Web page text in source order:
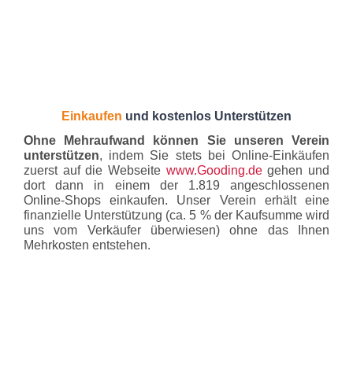
Einkaufen und kostenlos Unterstützen
Ohne Mehraufwand können Sie unseren Verein
unterstützen, indem Sie stets bei Online-Einkäufen
zuerst auf die Webseite www.Gooding.degehen und
dort dann in einem der 1.819 angeschlossenen
Online-Shops einkaufen. Unser Verein erhält eine
finanzielle Unterstützung (ca. 5 % der Kaufsumme wird
uns vom Verkäufer überwiesen) ohne das Ihnen
Mehrkosten entstehen.